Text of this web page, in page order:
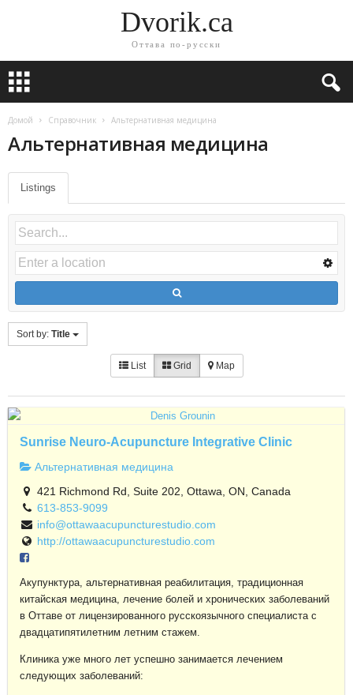
Dvorik.ca
Оттава по-русски
Домой Справочник Альтернативная медицина
Альтернативная медицина
Listings
Sort by: Title
List Grid Map
Sunrise Neuro-Acupuncture Integrative Clinic
Альтернативная медицина
421 Richmond Rd, Suite 202, Ottawa, ON, Canada
613-853-9099
info@ottawaacupuncturestudio.com
http://ottawaacupuncturestudio.com
Акупунктура, альтернативная реабилитация, традиционная
китайская медицина, лечение болей и хронических заболеваний
в Оттаве от лицензированного русскоязычного специалиста с
двадцатипятилетним летним стажем.
Клиника уже много лет успешно занимается лечением
следующих заболеваний: